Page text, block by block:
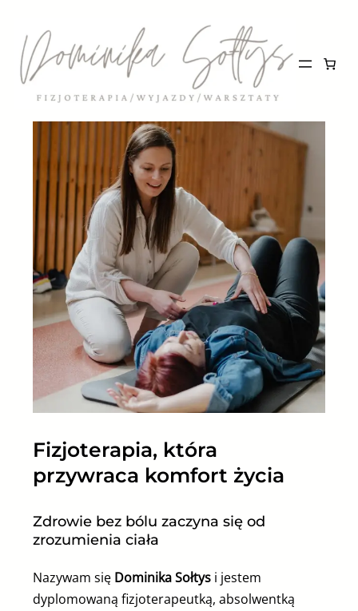
Fizjoterapia, która
przywraca komfort życia
Zdrowie bez bólu zaczyna się od
zrozumienia ciała
Nazywam się Dominika Sołtys i jestem
dyplomowaną fizjoterapeutką, absolwentką